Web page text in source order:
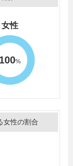
女性
100%
女性の割合